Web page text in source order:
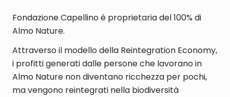
Fondazione Capellino è proprietaria del 100% di
Almo Nature.
Attraverso il modello della Reintegration Economy,
i profitti generati dalle persone che lavorano in
Almo Nature non diventano ricchezza per pochi,
ma vengono reintegrati nella biodiversità